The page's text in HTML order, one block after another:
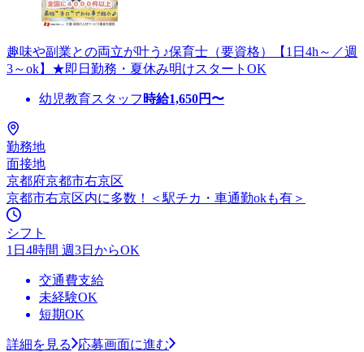
趣味や副業との両立が叶う♪保育士（要資格）【1日4h～／週
3～ok】★即日勤務・夏休み明けスタートOK
幼児教育スタッフ 時給1,650円〜
勤務地
面接地
京都府京都市右京区
京都市右京区内に多数！＜駅チカ・車通勤okも有＞
シフト
1日4時間 週3日からOK
交通費支給
未経験OK
短期OK
詳細を見る
応募画面に進む